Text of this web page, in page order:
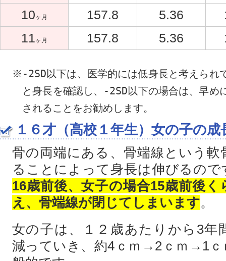
10ヶ月 157.8 5.36
11ヶ月 157.8 5.36
※-2SD以下は、医学的には低身長と考えられ
と身長を確認し、-2SD以下の場合は、早め
されることをお勧めします。
１６才（高校１年生）女の子の成
骨の両端にある、骨端線という軟
ることによって身長は伸びるので
16歳前後、女子の場合15歳前後
え、骨端線が閉じてしまいます。
女の子は、１２歳あたりから3年
減っていき、約4ｃｍ→2ｃｍ→1ｃ